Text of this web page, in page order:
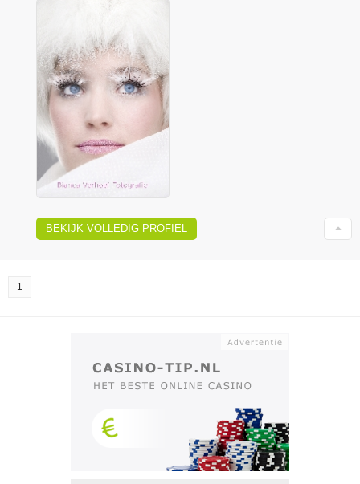
BEKIJK VOLLEDIG PROFIEL
1